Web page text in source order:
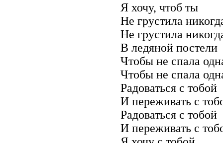
Я хочу, чтоб ты
Не грустила
Не грустила
В ледяной постели
Чтобы не спала
Чтобы не спала
Радоваться с тобой
И переживать с
Радоваться с тобой
И переживать с